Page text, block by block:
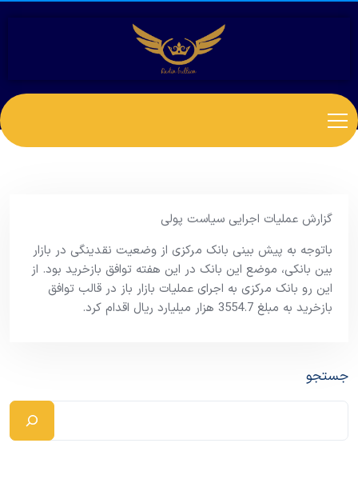
گزارش عملیات اجرایی سیاست پولی
باتوجه به پیش بینی بانک مرکزی از وضعیت نقدینگی در بازار
بین بانکی، موضع این بانک در این هفته توافق بازخرید بود. از
این رو بانک مرکزی به اجرای عملیات بازار باز در قالب توافق
بازخرید به مبلغ 3554.7 هزار میلیارد ریال اقدام کرد.
جستجو